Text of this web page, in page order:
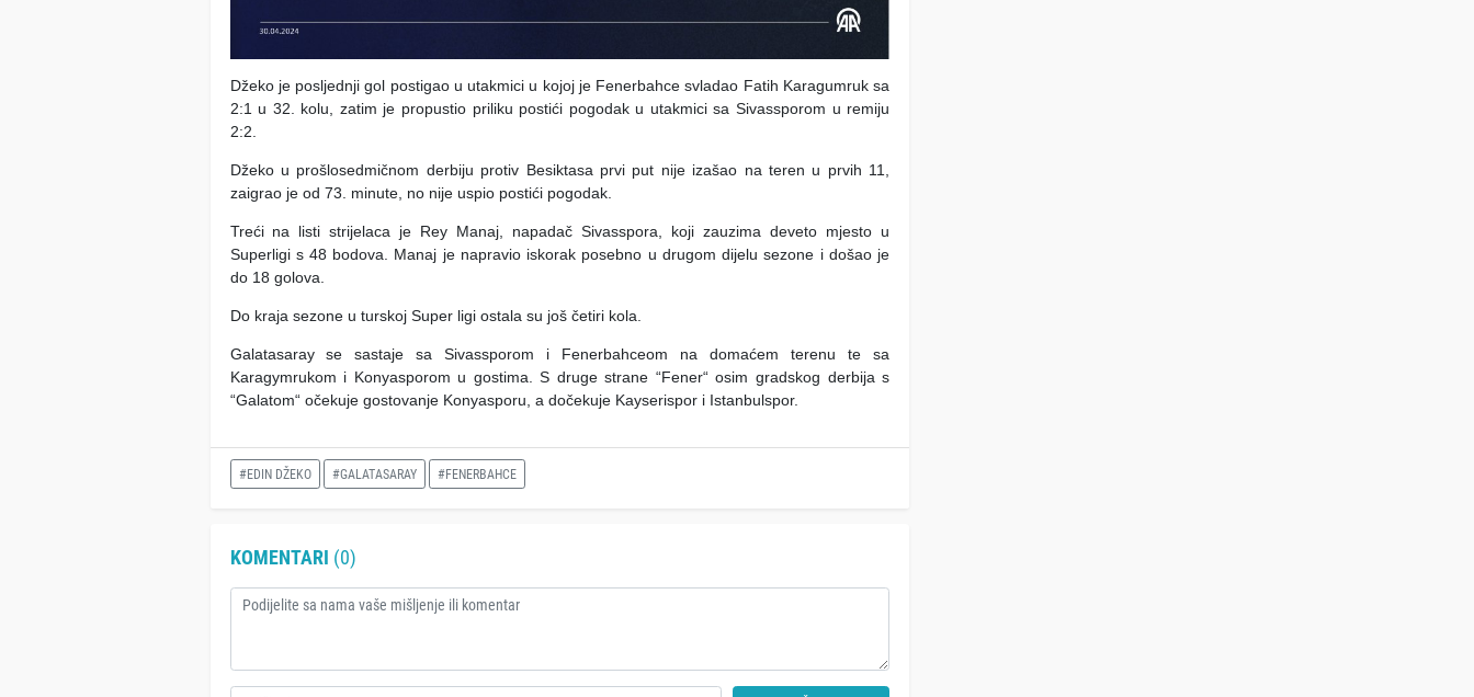
Džeko je posljednji gol postigao u utakmici u kojoj je Fenerbahce svladao Fatih Karagumruk sa
2:1 u 32. kolu, zatim je propustio priliku postići pogodak u utakmici sa Sivassporom u remiju
2:2.
Džeko u prošlosedmičnom derbiju protiv Besiktasa prvi put nije izašao na teren u prvih 11,
zaigrao je od 73. minute, no nije uspio postići pogodak.
Treći na listi strijelaca je Rey Manaj, napadač Sivasspora, koji zauzima deveto mjesto u
Superligi s 48 bodova. Manaj je napravio iskorak posebno u drugom dijelu sezone i došao je
do 18 golova.
Do kraja sezone u turskoj Super ligi ostala su još četiri kola.
Galatasaray se sastaje sa Sivassporom i Fenerbahceom na domaćem terenu te sa
Karagymrukom i Konyasporom u gostima. S druge strane “Fener“ osim gradskog derbija s
“Galatom“ očekuje gostovanje Konyasporu, a dočekuje Kayserispor i Istanbulspor.
#EDIN DŽEKO #GALATASARAY #FENERBAHCE
KOMENTARI (0)